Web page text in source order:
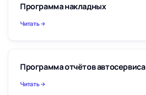
Программа накладных
Читать
Программа отчётов автосервиса
Читать